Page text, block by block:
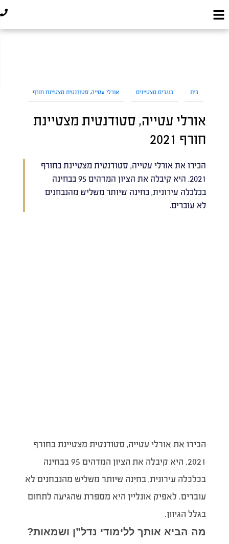
בית בוגרים מצטיינים אורלי עטייה, סטודנטית מצטיינת חורף
אורלי עטייה, סטודנטית מצטיינת
חורף 2021
הכירו את אורלי עטייה, סטודנטית מצטיינת בחורף
2021. היא קיבלה את הציון המדהים 95 בבחינה
בכלכלה עירונית, בחינה שיותר משליש מהנבחנים
לא עוברים.
הכירו את אורלי עטייה, סטודנטית מצטיינת בחורף
2021. היא קיבלה את הציון המדהים 95 בבחינה
בכלכלה עירונית, בחינה שיותר משליש מהנבחנים לא
עוברים. לאפיק אונליין היא מספרת שהגיעה לתחום
בגלל הגיוון.
מה הביא אותך ללימודי נדל”ן ושמאות?